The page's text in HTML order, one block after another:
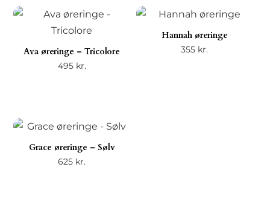
Ava øreringe – Tricolore
495 kr.
Hannah øreringe
355 kr.
Grace øreringe – Sølv
625 kr.